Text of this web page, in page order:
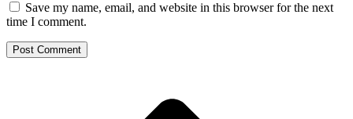
Save my name, email, and website in this browser for the next
time I comment.